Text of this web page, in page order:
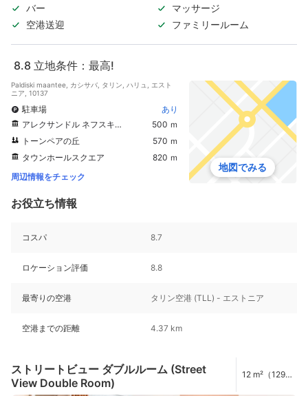
バー
マッサージ
空港送迎
ファミリールーム
8.8 立地条件：最高!
Paldiski maantee, カシサバ, タリン, ハリュ, エスト
ニア, 10137
駐車場
あり
アレクサンドル ネフスキー大聖堂
500 ｍ
トーンペアの丘
570 ｍ
タウンホールスクエア
820 ｍ
周辺情報をチェック
地図でみる
お役立ち情報
コスパ 8.7
ロケーション評価 8.8
最寄りの空港 タリン空港 (TLL) - エストニア
空港までの距離 4.37 km
ストリートビュー ダブルルーム (Street
View Double Room)
12 m²（129